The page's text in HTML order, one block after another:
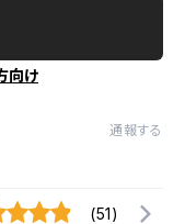
向け
通報する
(51)